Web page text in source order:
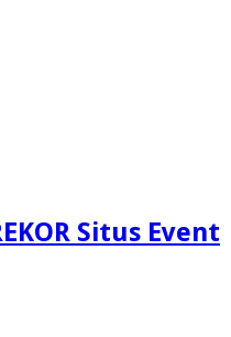
Situs Event